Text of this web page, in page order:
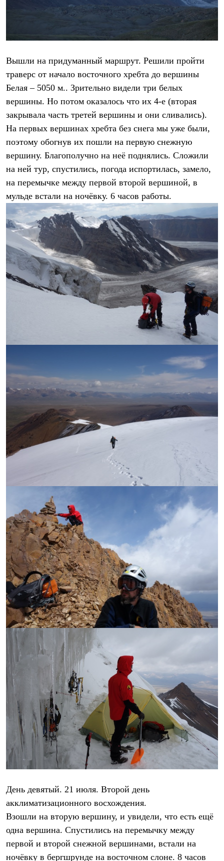
Вышли на придуманный маршрут. Решили пройти
траверс от начало восточного хребта до вершины
Белая – 5050 м.. Зрительно видели три белых
вершины. Но потом оказалось что их 4-е (вторая
закрывала часть третей вершины и они сливались).
На первых вершинах хребта без снега мы уже были,
поэтому обогнув их пошли на первую снежную
вершину. Благополучно на неё поднялись. Сложили
на ней тур, спустились, погода испортилась, замело,
на перемычке между первой второй вершиной, в
мульде встали на ночёвку. 6 часов работы.
День девятый. 21 июля. Второй день
акклиматизационного восхождения.
Взошли на вторую вершину, и увидели, что есть ещё
одна вершина. Спустились на перемычку между
первой и второй снежной вершинами, встали на
ночёвку в бергшрунде на восточном слоне. 8 часов